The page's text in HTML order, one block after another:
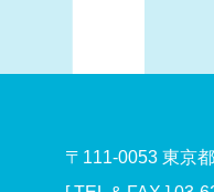
〒111-0053 東京